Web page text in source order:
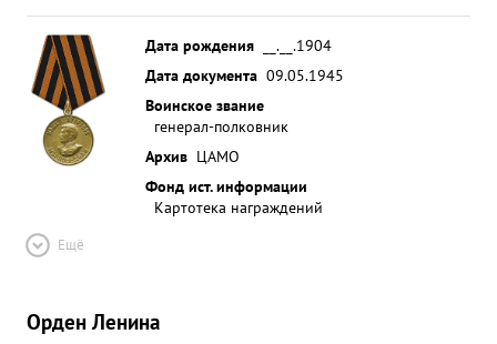
Дата рождения
__.__.1904
Дата документа 09.05.1945
Воинское звание
генерал-полковник
Архив ЦАМО
Фонд ист. информации
Картотека награждений
Ещё
Орден Ленина